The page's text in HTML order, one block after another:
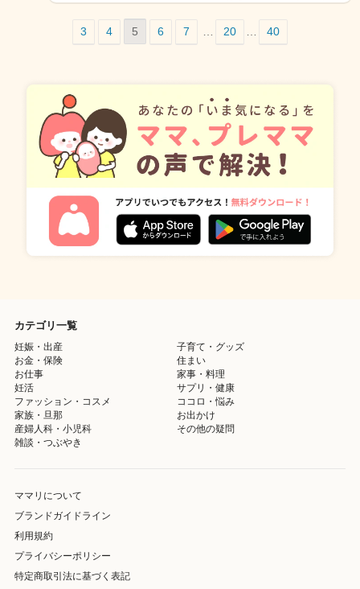
3 4 5 6 7 20 40
カテゴリ一覧
妊娠・出産
子育て・グッズ
お金・保険
住まい
お仕事
家事・料理
妊活
サプリ・健康
ファッション・コスメ
ココロ・悩み
家族・旦那
お出かけ
産婦人科・小児科
その他の疑問
雑談・つぶやき
ママリについて
ブランドガイドライン
利用規約
プライバシーポリシー
特定商取引法に基づく表記